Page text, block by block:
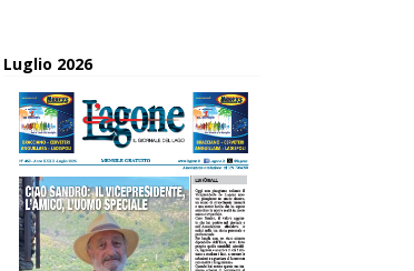
Tumblr Telegram
Luglio 2026